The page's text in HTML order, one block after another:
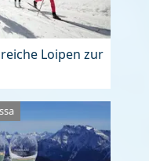
Loipen zur